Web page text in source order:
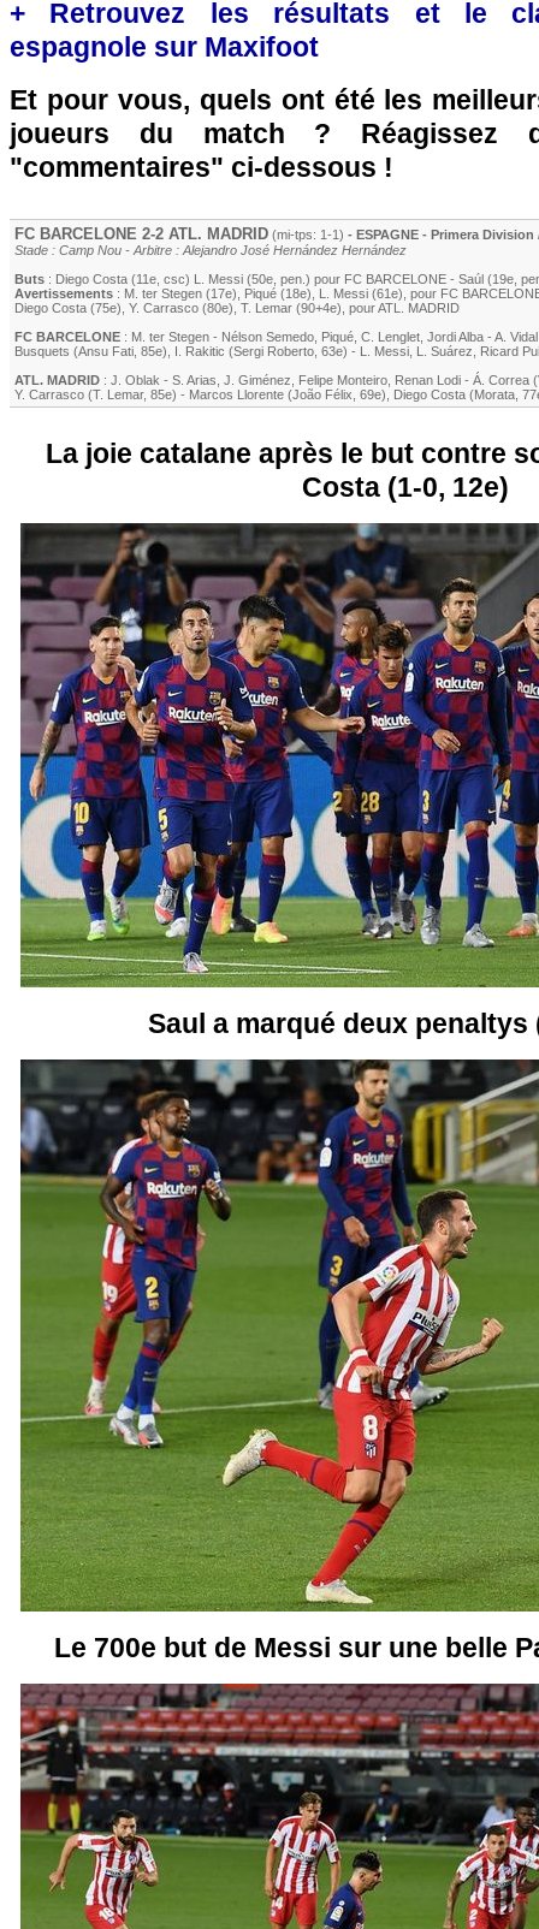
+ Retrouvez les résultats et le
espagnole sur Maxifoot
Et pour vous, quels ont été les
joueurs du match ? Réagissez
"commentaires" ci-dessous !
FC BARCELONE 2-2 ATL. MADRID (mi-tps: 1-1) - ESPAGNE - Primera Division
Stade : Camp Nou - Arbitre : Alejandro José Hernández Hernández
Buts : Diego Costa (11e, csc) L. Messi (50e, pen.) pour FC BARCELONE - Saúl (19e,
Avertissements : M. ter Stegen (17e) Piqué (18e) L. Messi (61e) , pour FC
Diego Costa (75e) Y. Carrasco (80e) T. Lemar (90+4e) , pourATL. MADRID
FC BARCELONE : M. ter Stegen - Nélson Semedo Piqué C. Lenglet Jordi Alba - A. Vidal
Busquets (Ansu Fati , 85e) I. Rakitic (Sergi Roberto , 63e) - L. Messi L. Suárez
Ricard
ATL. MADRID : J. Oblak - S. Arias J. Giménez Felipe Monteiro Renan Lodi - Á. Correa (
Y. Carrasco (T. Lemar, 85e) - Marcos Llorente (João Félix , 69e) Diego Costa (Morata ,
La joie catalane après le but contre
Costa (1-0, 12e)
Saul a marqué deux penaltys
Le 700e but de Messi sur une belle